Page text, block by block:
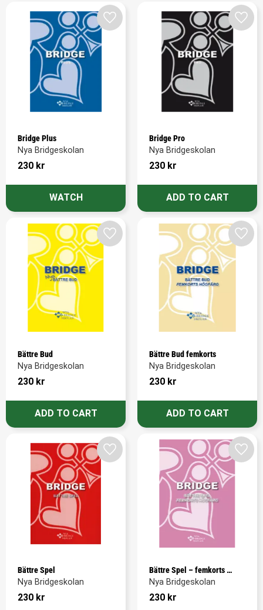
Bridge Plus
Nya Bridgeskolan
230 kr
Add to favorites
Bridge Pro
Nya Bridgeskolan
230 kr
Add
Bättre Bud
Nya Bridgeskolan
230 kr
Add to favorites
Bättre Bud femkorts
Nya Bridgeskolan
230 kr
Add
Bättre Spel
Nya Bridgeskolan
230 kr
Add to favorites
Bättre Spel – femkorts
högfärg
Nya Bridgeskolan
230 kr
Add